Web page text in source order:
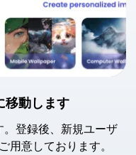
移動します
登録後、新規ユーザ
用意しております。